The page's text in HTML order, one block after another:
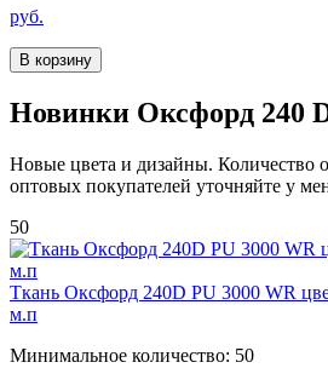
руб.
В корзину
Новинки Оксфорд 240
Новые цвета и дизайны. Количество
оптовых покупателей уточняйте у
50
Ткань Оксфорд 240D PU 3000 WR
м.п
Минимальное количество: 50